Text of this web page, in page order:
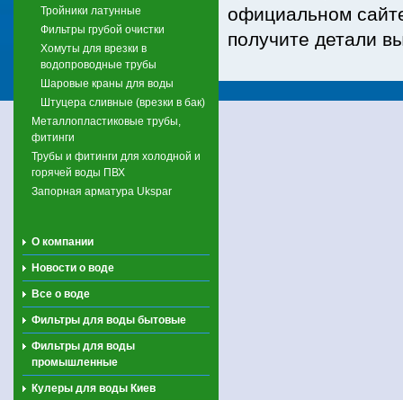
Тройники латунные
Фильтры грубой очистки
Хомуты для врезки в
водопроводные трубы
Шаровые краны для воды
Штуцера сливные (врезки в бак)
Металлопластиковые трубы,
фитинги
Трубы и фитинги для холодной и
горячей воды ПВХ
Запорная арматура Ukspar
О компании
Новости о воде
Все о воде
Фильтры для воды бытовые
Фильтры для воды
промышленные
Кулеры для воды Киев
официальном
получите детали